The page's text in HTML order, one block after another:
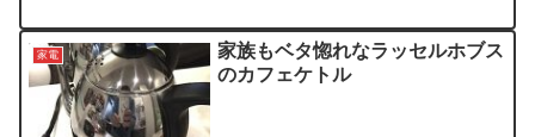
家電
家族もベタ惚れなラッセルホブス
のカフェケトル